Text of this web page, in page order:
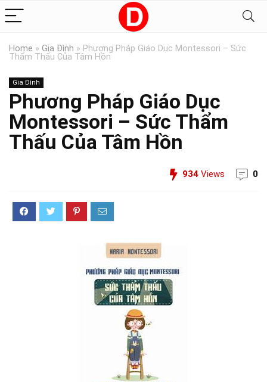
Home » Gia Đình » Phương Pháp Giáo Dục Montessori – Sức
Thẩm Thấu Của Tâm Hồn
Gia Đình
Phương Pháp Giáo Dục
Montessori – Sức Thẩm
Thấu Của Tâm Hồn
934 Views 0